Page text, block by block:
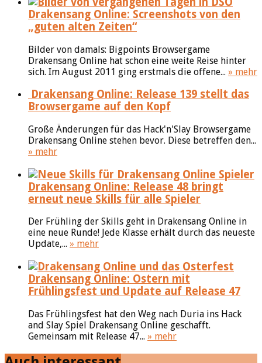
Drakensang Online: Screenshots von den
„guten alten Zeiten“
Bilder von damals: Bigpoints Browsergame
Drakensang Online hat schon eine weite Reise hinter
sich. Im August 2011 ging erstmals die offene... » mehr
Drakensang Online: Release 139 stellt das
Browsergame auf den Kopf
Große Änderungen für das Hack'n'Slay Browsergame
Drakensang Online stehen bevor. Diese betreffen den...
» mehr
Drakensang Online: Release 48 bringt
erneut neue Skills für alle Spieler
Der Frühling der Skills geht in Drakensang Online in
eine neue Runde! Jede Klasse erhält durch das neueste
Update,... » mehr
Drakensang Online: Ostern mit
Frühlingsfest und Update auf Release 47
Das Frühlingsfest hat den Weg nach Duria ins Hack
and Slay Spiel Drakensang Online geschafft.
Gemeinsam mit Release 47... » mehr